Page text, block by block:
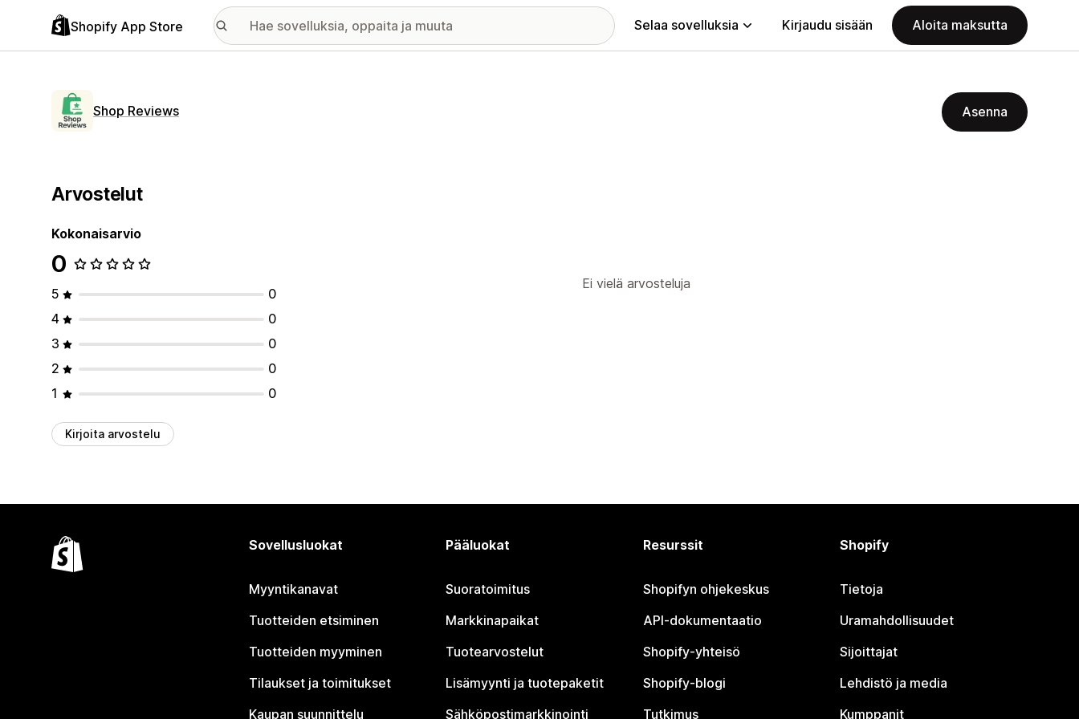
Shopify App Store Selaa sovelluksia Kirjaudu sisään Aloita maksutta
Shop Reviews Asenna
Arvostelut
Kokonaisarvio
0
5
0
4
0
3
0
2
0
1
0
Kirjoita arvostelu
Ei vielä arvosteluja
Sovellusluokat
Myyntikanavat
Tuotteiden etsiminen
Tuotteiden myyminen
Tilaukset ja toimitukset
Kaupan suunnittelu
Pääluokat
Suoratoimitus
Markkinapaikat
Tuotearvostelut
Lisämyynti ja tuotepaketit
Sähköpostimarkkinointi
Resurssit
Shopifyn ohjekeskus
API-dokumentaatio
Shopify-yhteisö
Shopify-blogi
Tutkimus
Shopify
Tietoja
Uramahdollisuudet
Sijoittajat
Lehdistö ja media
Kumppanit